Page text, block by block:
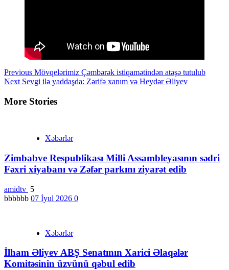
Continue
Reading
Previous Mövqelərimiz Çəmbərək istiqamətindən atəşə tutulub
Next Sevgi ilə yaddaşda: Zərifə xanım və Heydər Əliyev
More Stories
Xəbərlər
Zimbabve Respublikası Milli Assambleyasının sədri
Fəxri xiyabanı və Zəfər parkını ziyarət edib
amidtv 5
bbbbbb 07 İyul 2026 0
Xəbərlər
İlham Əliyev ABŞ Senatının Xarici Əlaqələr
Komitəsinin üzvünü qəbul edib